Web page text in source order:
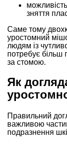
зняття
Саме тому
уростомний
людям із
потребує більш
за стомою.
Як
Правильний
важливою
подразнення